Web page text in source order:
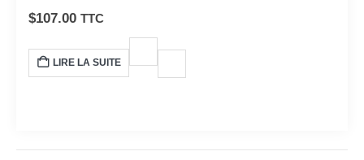
$107.00 TTC
LIRE LA SUITE